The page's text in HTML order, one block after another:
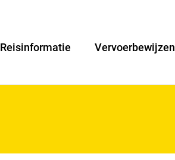
Reisinformatie Vervoerbewijzen